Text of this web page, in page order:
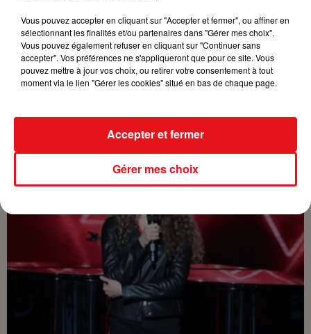
Vous pouvez accepter en cliquant sur "Accepter et fermer", ou affiner en
sélectionnant les finalités et/ou partenaires dans "Gérer mes choix".
Vous pouvez également refuser en cliquant sur "Continuer sans
accepter". Vos préférences ne s'appliqueront que pour ce site. Vous
pouvez mettre à jour vos choix, ou retirer votre consentement à tout
moment via le lien "Gérer les cookies" situé en bas de chaque page.
Gérer mes choix
Accepter et fermer